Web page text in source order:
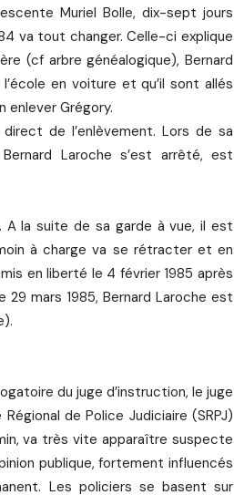
Muriel Bolle, dix-sept jours
va tout changer. Celle-ci explique
(cf arbre généalogique), Bernard
en voiture et qu’il sont allés
enlever Grégory.
de l’enlèvement. Lors de sa
Laroche s’est arrêté, est
A la suite de sa garde à vue, il est
à charge va se rétracter et en
en liberté le 4 février 1985 après
29 mars 1985, Bernard Laroche est
du juge d’instruction, le juge
de Police Judiciaire (SRPJ)
va très vite apparaître suspecte
publique, fortement influencés
Les policiers se basent sur